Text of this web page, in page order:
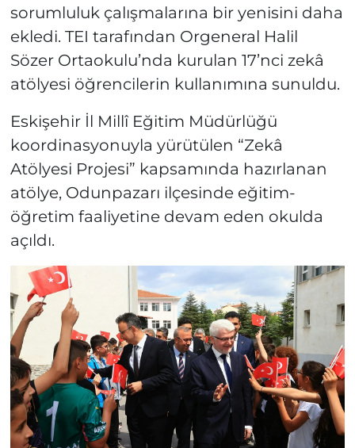
sorumluluk çalışmalarına bir yenisini daha
ekledi. TEI tarafından Orgeneral Halil
Sözer Ortaokulu’nda kurulan 17’nci zekâ
atölyesi öğrencilerin kullanımına sunuldu.
Eskişehir İl Millî Eğitim Müdürlüğü
koordinasyonuyla yürütülen “Zekâ
Atölyesi Projesi” kapsamında hazırlanan
atölye, Odunpazarı ilçesinde eğitim-
öğretim faaliyetine devam eden okulda
açıldı.